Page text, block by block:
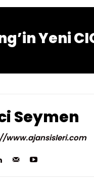
Yeni
Seymen
www.ajansisleri.com